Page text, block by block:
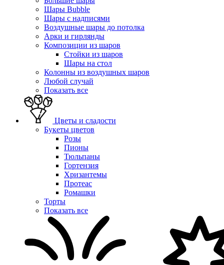
Шары Bubble
Шары с надписями
Воздушные шары до потолка
Арки и гирлянды
Композиции из шаров
Стойки из шаров
Шары на стол
Колонны из воздушных шаров
Любой случай
Показать все
Цветы и сладости
Букеты цветов
Розы
Пионы
Тюльпаны
Гортензия
Хризантемы
Протеас
Ромашки
Торты
Показать все